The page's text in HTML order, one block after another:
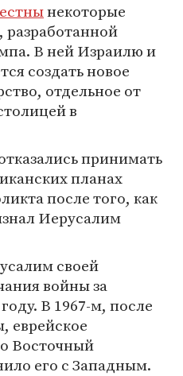
некоторые
разработанной
В ней Израилю и
создать новое
отдельное от
в
принимать
планах
после того, как
Иерусалим
своей
войны за
В 1967-м, после
еврейское
Восточный
его с Западным.